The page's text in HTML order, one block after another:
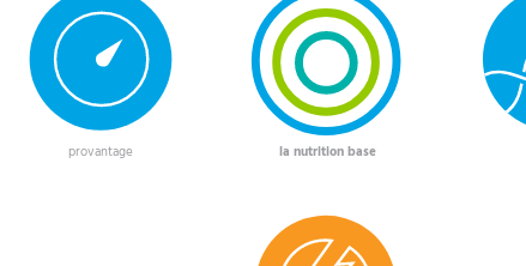
la nutrition base
provantage